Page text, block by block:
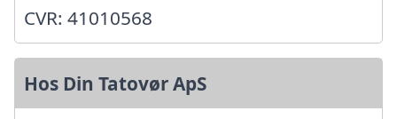
CVR: 41010568
Hos Din Tatovør ApS